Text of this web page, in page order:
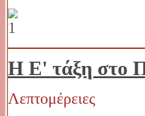
Η Ε' τάξη στο
Λεπτομέρειες